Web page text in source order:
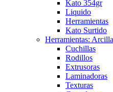
Kato 354gr
Liquido
Herramientas
Kato Surtido
Herramientas:
Cuchillas
Rodillos
Extrusoras
Laminadoras
Texturas